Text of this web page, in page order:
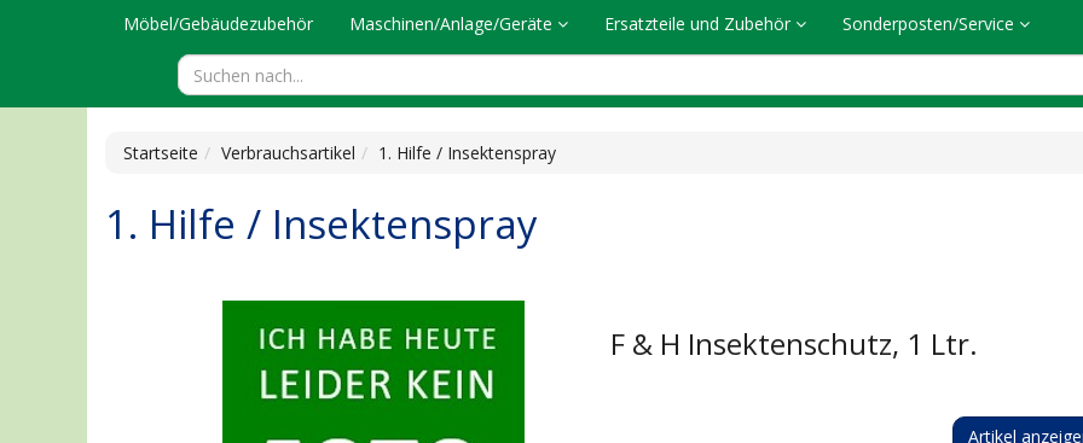
Möbel/Gebäudezubehör Maschinen/Anlage/Geräte Ersatzteile und Zubehör Sonderposten/Service
Startseite Verbrauchsartikel 1. Hilfe / Insektenspray
1. Hilfe / Insektenspray
F & H Insektenschutz, 1 Ltr.
Artikel